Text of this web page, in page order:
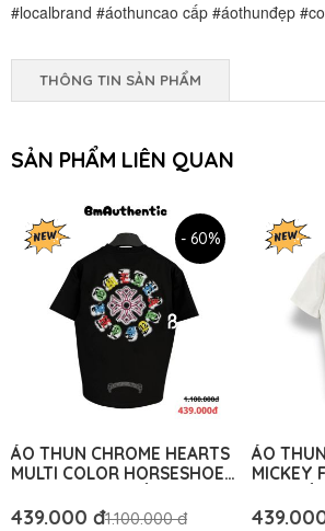
#localbrand #áothuncao cấp #áothunđẹp
THÔNG TIN SẢN PHẨM
SẢN PHẨM LIÊN QUAN
- 60%
ÁO THUN CHROME HEARTS
MULTI COLOR HORSESHOE
RỘNG - BM AUTHENTIC
439.000 đ1.100.000 đ
ÁO
MICKEY